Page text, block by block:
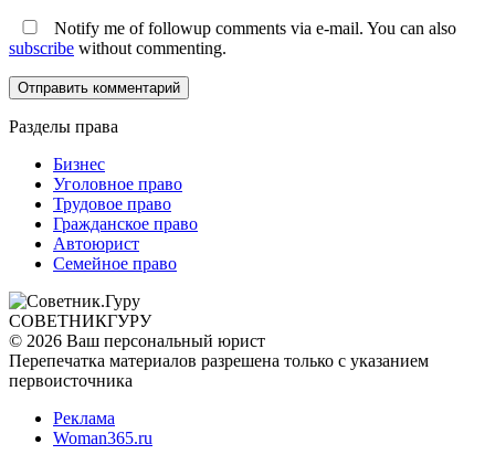
Notify me of followup comments via e-mail. You can also
subscribe without commenting.
Разделы права
Бизнес
Уголовное право
Трудовое право
Гражданское право
Автоюрист
Семейное право
СОВЕТНИКГУРУ
© 2026 Ваш персональный юрист
Перепечатка материалов разрешена только с указанием
первоисточника
Реклама
Woman365.ru